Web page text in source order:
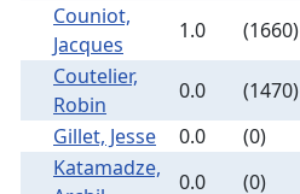
Couniot,
Jacques
1.0 (1660)
Coutelier,
Robin
0.0 (1470)
Gillet, Jesse
0.0 (0)
Katamadze,
0.0 (0)